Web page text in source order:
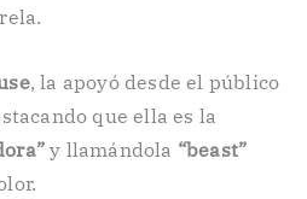
, la apoyó desde el público
que ella es la
y llamándola “beast”